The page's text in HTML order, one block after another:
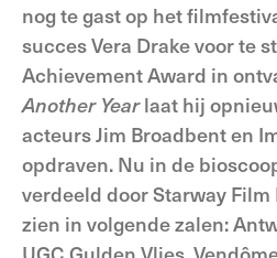
nog te gast op het
succes Vera Drake voor te
Achievement Award in
Another Yearlaat hij
acteurs Jim Broadbent en
opdraven. Nu in de
verdeeld door Starway
zien in volgende zalen: